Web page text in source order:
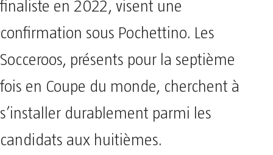
finaliste en 2022, visent une
confirmation sous Pochettino. Les
Socceroos, présents pour la septième
fois en Coupe du monde, cherchent à
s’installer durablement parmi les
candidats aux huitièmes.